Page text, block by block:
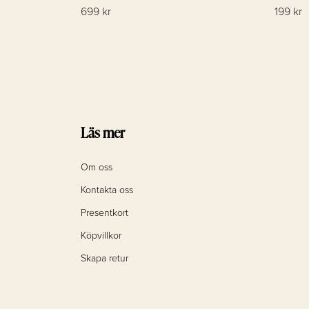
699 kr 199 kr
Läs mer
Om oss
Kontakta oss
Presentkort
Köpvillkor
Skapa retur